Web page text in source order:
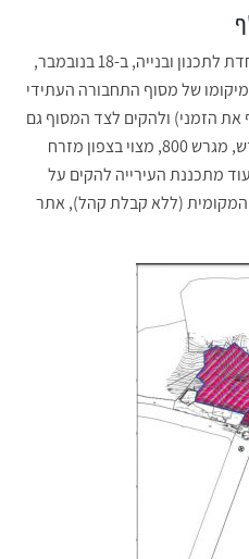
מדיון שנערך בישיבת הוועדה המיוחדת לתכנון ובנייה, ב-18 בנובמבר,
של מסוף התחבורה העתידי
הזמני) ולהקים לצד המסוף גם
אתר מיון פסולת חדש. המגרש החדש, מגרש 800, מצוי בצפון מזרח
כ-22 דונמים. עוד מתכננת העירייה להקים על
(ללא קבלת קהל), אתר